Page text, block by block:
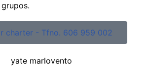
charter - Tfno. 606 959 002